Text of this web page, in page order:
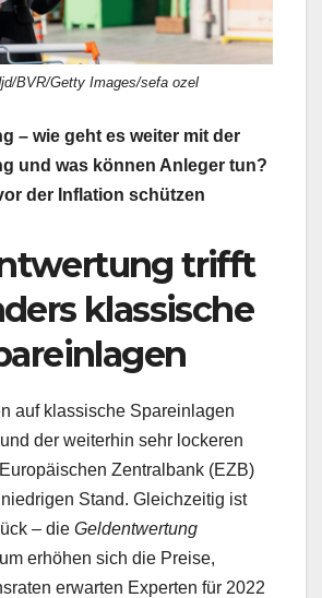
BVR/Getty Images/sefa ozel
– wie geht es weiter mit der
und was können Anleger tun?
der Inflation schützen
trifft
klassische
auf klassische Spareinlagen
der weiterhin sehr lockeren
Zentralbank (EZB)
Stand. Gleichzeitig ist
– die Geldentwertung
erhöhen sich die Preise,
erwarten Experten für 2022